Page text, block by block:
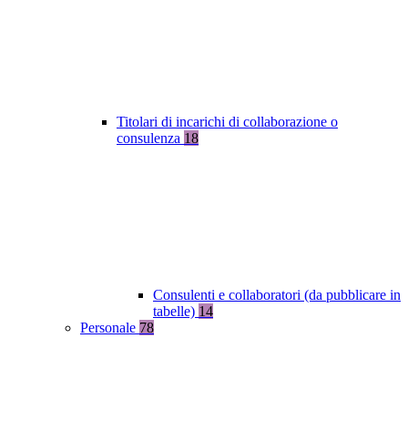
Titolari di incarichi di collaborazione o
consulenza 18
Consulenti e collaboratori (da pubblicare in
tabelle) 14
Personale 78